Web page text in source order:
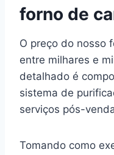
forno de
O preço do nosso
entre milhares e
detalhado é
sistema de
serviços pós-
Tomando como